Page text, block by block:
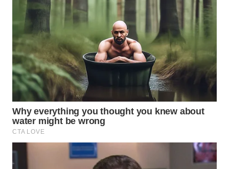
BEKASI
WN
BOGOR
WN
DEPOK
WN
TAPANULI
UTARA